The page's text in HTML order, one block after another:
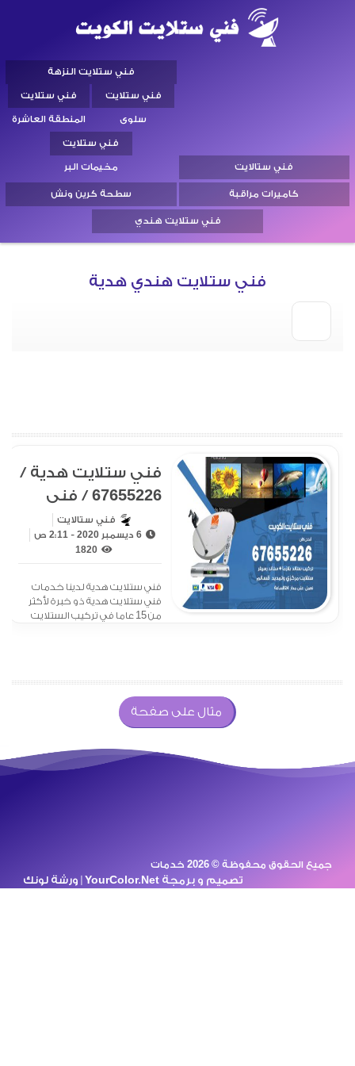
فني ستالايت
فني ستلايت النزهة
فني ستلايت
سلوى
فني ستلايت
المنطقة العاشرة
فني ستلايت
مخيمات البر
كاميرات مراقبة
سطحة كرين ونش
فني ستلايت هندي
فني ستلايت هندي هدية
فني ستلايت هدية /
67655226 / فني
ستلايت هندي
بهدية
فني ستالايت
6 ديسمبر 2020 - 2:11 ص
فني ستلايت هدية لدينا خدمات
فني ستلايت هدية ذو خبرة لأكثر
من 15 عاما في تركيب الستلايت
بسيط، فلا تترددوا بالتواصل معنا
في حال رغبتك بالحصول على أي
من خدمات تركيب الستلايت[ .. ]مثال على صفحة
جميع الحقوق محفوظة © 2026 خدمات
تصميم و برمجة YourColor.Net | ورشة لونك